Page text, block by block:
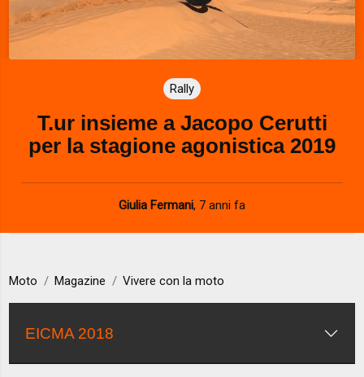
Rally
T.ur insieme a Jacopo Cerutti
per la stagione agonistica 2019
Giulia Fermani, 7 anni fa
Moto Magazine Vivere con la moto
EICMA 2018